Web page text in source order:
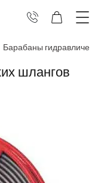
Барабаны
шлангов